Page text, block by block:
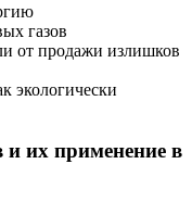
газов
от продажи излишков
экологически
их применение в